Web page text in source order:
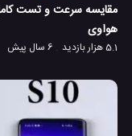
هواوی
5.1 هزار بازدید 6 سال پیش